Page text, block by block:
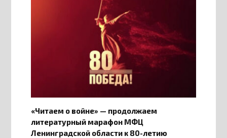
«Читаем о войне» — продолжаем
литературный марафон МФЦ
Ленинградской области к 80-летию